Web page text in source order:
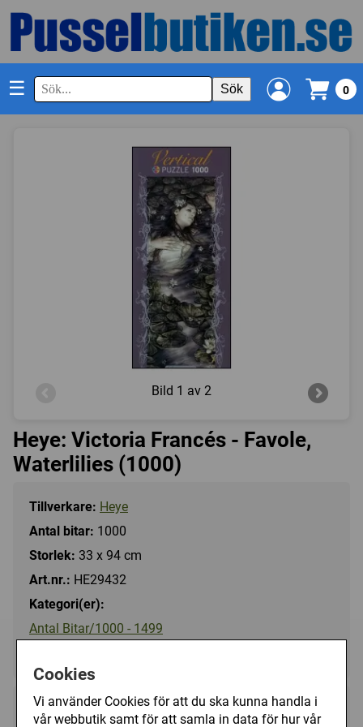
Cookies
Vi använder Cookies för att du ska kunna handla i
vår webbutik samt för att samla in data för hur vår
☰ Sök 0
Bild 1 av 2
Heye: Victoria Francés - Favole,
Waterlilies (1000)
Tillverkare: Heye
Antal bitar: 1000
Storlek: 33 x 94 cm
Art.nr.: HE29432
Kategori(er):
Antal Bitar/1000 - 1499
189 kr